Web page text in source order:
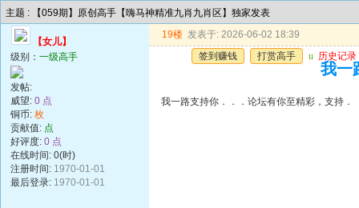
主题 : 【059期】原创高手【嗨马神精准九肖九肖区】独家发表
【女儿】
级别： 一级高手
发帖:
威望: 0 点
铜币: 枚
贡献值: 点
好评度: 0 点
在线时间: 0(时)
注册时间: 1970-01-01
最后登录: 1970-01-01
19楼 发表于: 2026-06-02 18:39
签到赚钱
打赏高手 u 历史记录
我一
我一路支持你．．．论坛有你至精彩，支持．